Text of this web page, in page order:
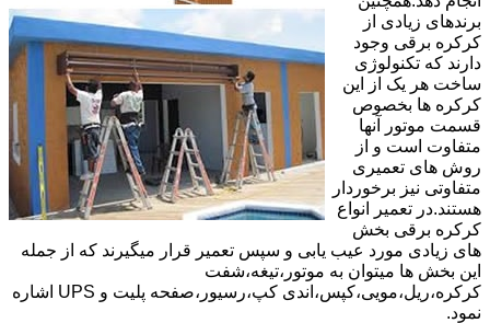
برندهای زیادی از
کرکره برقی وجود
دارند که تکنولوژی
ساخت هر یک از این
کرکره ها بخصوص
قسمت موتور آنها
متفاوت است و از
روش های تعمیری
متفاوتی نیز برخوردار
هستند.در تعمیر انواع
کرکره برقی بخش
های زیادی مورد عیب یابی و سپس تعمیر قرار میگیرند که از جمله
این بخش ها میتوان به موتور،تیغه،شفت
کرکره،ریل،مویی،کپس،اندی کپ،رسیور،صفحه پلیت و UPS اشاره
نمود.